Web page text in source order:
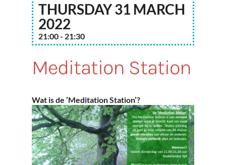
Thursday 31 March
2022
21:00 - 21:30
Meditation Station
Wat is de ’Meditation Station’?